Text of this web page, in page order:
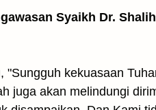
Syaikh Dr.
kekuasaan
juga akan melindungi